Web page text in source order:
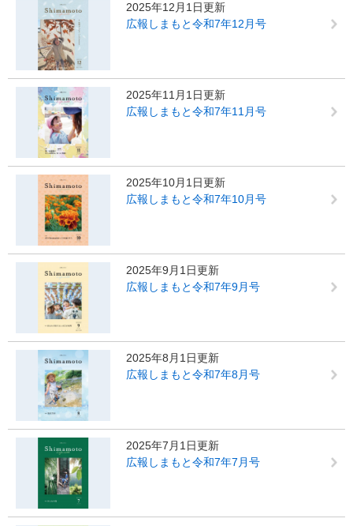
2025年12月1日更新
広報しまもと令和7年12月号
2025年11月1日更新
広報しまもと令和7年11月号
2025年10月1日更新
広報しまもと令和7年10月号
2025年9月1日更新
広報しまもと令和7年9月号
2025年8月1日更新
広報しまもと令和7年8月号
2025年7月1日更新
広報しまもと令和7年7月号